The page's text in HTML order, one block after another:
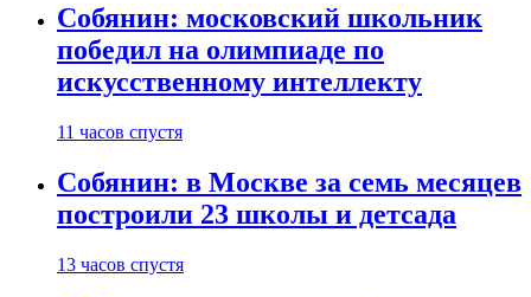
Собянин: московский школьник
победил на олимпиаде по
искусственному интеллекту
11 часов спустя
Собянин: в Москве за семь месяцев
построили 23 школы и детсада
13 часов спустя